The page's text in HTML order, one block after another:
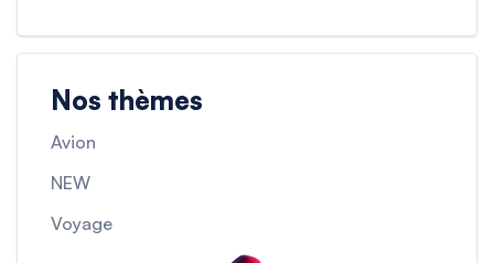
Nos thèmes
Avion
NEW
Voyage